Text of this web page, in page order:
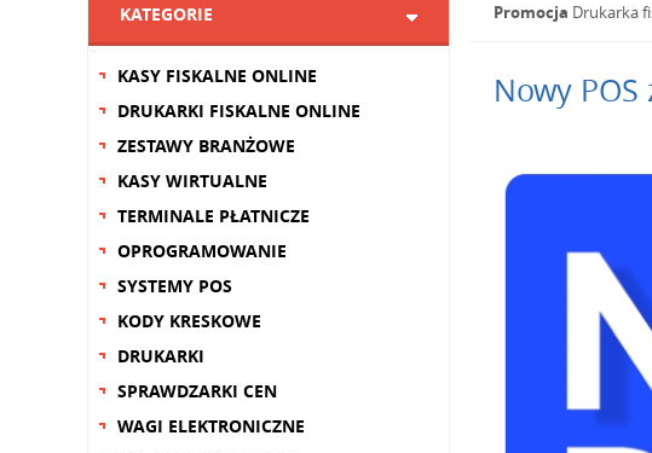
KATEGORIE
KASY FISKALNE ONLINE
DRUKARKI FISKALNE ONLINE
ZESTAWY BRANŻOWE
KASY WIRTUALNE
TERMINALE PŁATNICZE
OPROGRAMOWANIE
SYSTEMY POS
KODY KRESKOWE
DRUKARKI
SPRAWDZARKI CEN
WAGI ELEKTRONICZNE
Promocja Drukarka
Nowy